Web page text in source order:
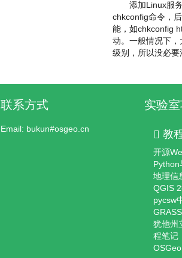
添加Linux服
chkconfig命令，
能，如chkconfig
动。一般情况下
级别，所以没必
联系方式
Email: bukun#osgeo.cn
实验
教
开源
Python
地理信
QGIS
pycsw
犹他州
程笔记